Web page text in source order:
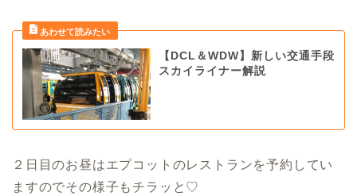
【DCL＆WDW】新しい交通手段
スカイライナー解説
２日目のお昼はエプコットのレストランを予約してい
ますのでその様子もチラッと♡